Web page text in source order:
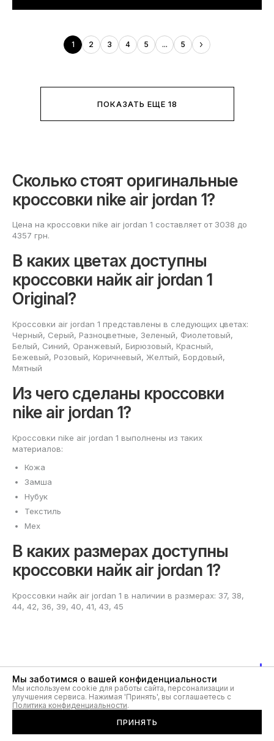
1 2 3 4 5 ... 5
ПОКАЗАТЬ ЕЩЕ 18
Сколько стоят оригинальные
кроссовки nike air jordan 1?
Цена на кроссовки nike air jordan 1 составляет от 3038 до
4357 грн.
В каких цветах доступны
кроссовки найк air jordan 1
Original?
Кроссовки air jordan 1 представлены в следующих цветах:
Черный, Серый, Разноцветные, Зеленый, Фиолетовый,
Белый, Синий, Оранжевый, Бирюзовый, Красный,
Бежевый, Розовый, Коричневый, Желтый, Бордовый,
Мятный
Из чего сделаны кроссовки
nike air jordan 1?
Кроссовки nike air jordan 1 выполнены из таких
материалов:
Кожа
Замша
Нубук
Текстиль
Мех
В каких размерах доступны
кроссовки найк air jordan 1?
Кроссовки найк air jordan 1 в наличии в размерах: 37, 38,
44, 42, 36, 39, 40, 41, 43, 45
Кроссовки Nike Air Jordan 1
для мужчин в популярных
размерах 40-45
Мы заботимся о вашей конфиденциальности
Мы используем cookie для работы сайта, персонализации и
улучшения сервиса. Нажимая 'Принять', вы соглашаетесь с
Политика конфиденциальности.
ПРИНЯТЬ